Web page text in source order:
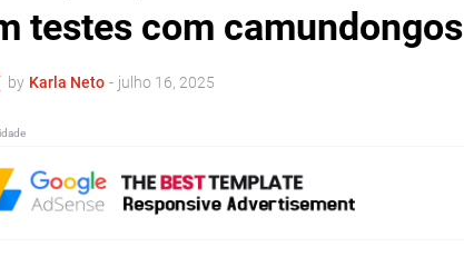
testes com camundongos
by Karla Neto - julho 16, 2025